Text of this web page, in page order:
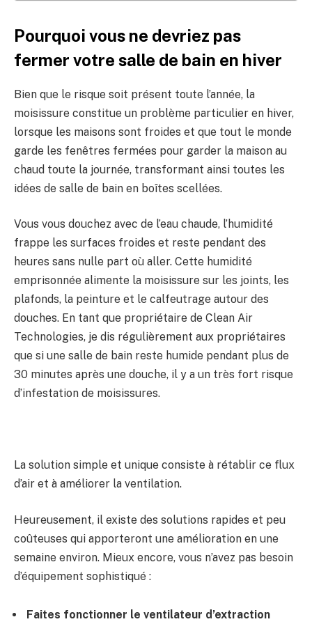
Pourquoi vous ne devriez pas
fermer votre salle de bain en hiver
Bien que le risque soit présent toute l’année, la
moisissure constitue un problème particulier en hiver,
lorsque les maisons sont froides et que tout le monde
garde les fenêtres fermées pour garder la maison au
chaud toute la journée, transformant ainsi toutes les
idées de salle de bain en boîtes scellées.
Vous vous douchez avec de l’eau chaude, l’humidité
frappe les surfaces froides et reste pendant des
heures sans nulle part où aller. Cette humidité
emprisonnée alimente la moisissure sur les joints, les
plafonds, la peinture et le calfeutrage autour des
douches. En tant que propriétaire de Clean Air
Technologies, je dis régulièrement aux propriétaires
que si une salle de bain reste humide pendant plus de
30 minutes après une douche, il y a un très fort risque
d’infestation de moisissures.
La solution simple et unique consiste à rétablir ce flux
d’air et à améliorer la ventilation.
Heureusement, il existe des solutions rapides et peu
coûteuses qui apporteront une amélioration en une
semaine environ. Mieux encore, vous n’avez pas besoin
d’équipement sophistiqué :
Faites fonctionner le ventilateur d’extraction